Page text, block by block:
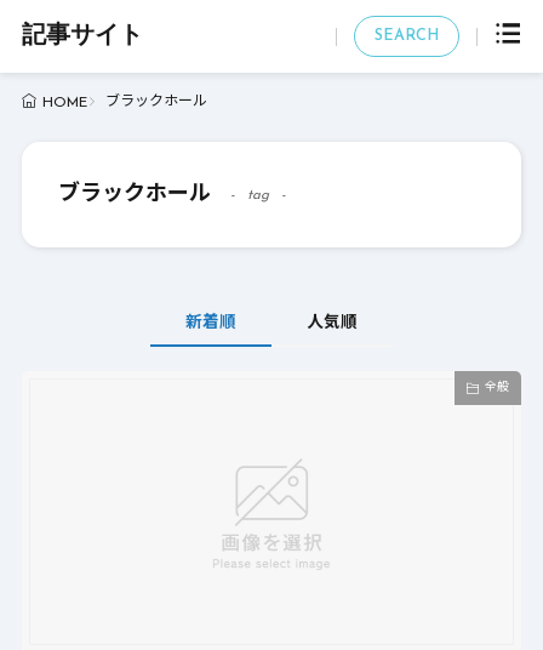
記事サイト SEARCH
HOME ブラックホール
ブラックホール tag
新着順 人気順
全般